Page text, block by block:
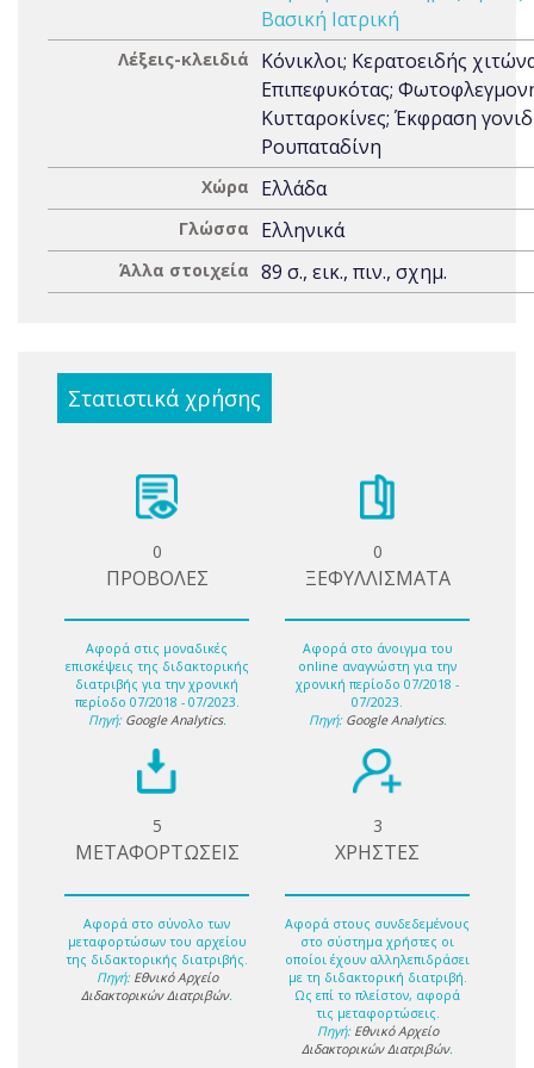
Βασική Ιατρική
Λέξεις-κλειδιά
Κόνικλοι; Κερατοειδής
Επιπεφυκότας;
Κυτταροκίνες; Έκφραση
Ρουπαταδίνη
Χώρα Ελλάδα
Γλώσσα Ελληνικά
Άλλα στοιχεία 89 σ., εικ., πιν., σχημ.
Στατιστικά χρήσης
0
ΠΡΟΒΟΛΕΣ
Αφορά στις μοναδικές
επισκέψεις της διδακτορικής
διατριβής για την χρονική
περίοδο 07/2018 - 07/2023.
Πηγή: Google Analytics.
0
ΞΕΦΥΛΛΙΣΜΑΤΑ
Αφορά στο άνοιγμα του
online αναγνώστη για την
χρονική περίοδο 07/2018 -
07/2023.
Πηγή: Google Analytics.
5
ΜΕΤΑΦΟΡΤΩΣΕΙΣ
Αφορά στο σύνολο των
μεταφορτώσων του αρχείου
της διδακτορικής διατριβής.
Πηγή: Εθνικό Αρχείο
Διδακτορικών Διατριβών.
3
ΧΡΗΣΤΕΣ
Αφορά στους συνδεδεμένους
στο σύστημα χρήστες οι
οποίοι έχουν αλληλεπιδράσει
με τη διδακτορική διατριβή.
Ως επί το πλείστον, αφορά
τις μεταφορτώσεις.
Πηγή: Εθνικό Αρχείο
Διδακτορικών Διατριβών.